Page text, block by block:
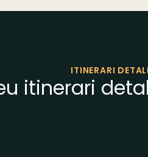
ITINERARI
itinerari